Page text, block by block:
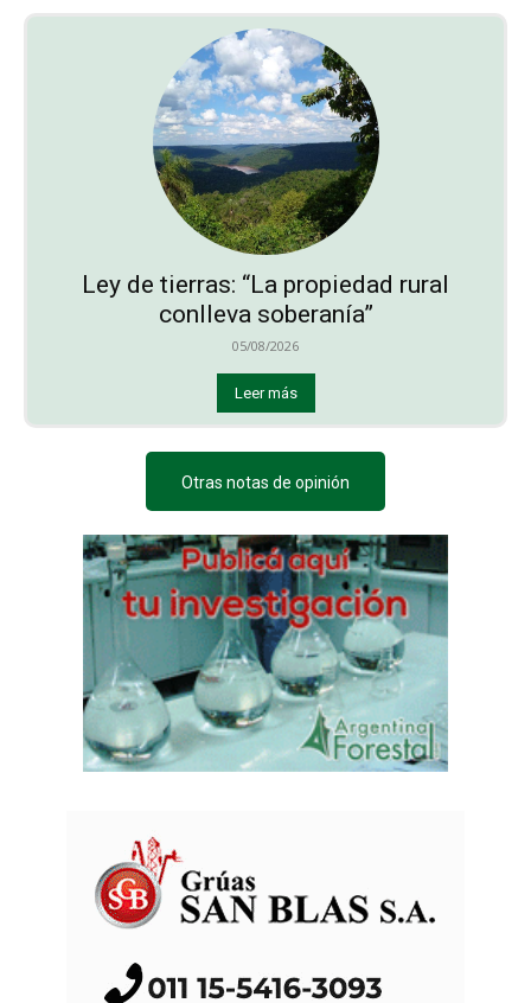
Ley de tierras: “La propiedad rural
conlleva soberanía”
05/08/2026
Leer más
Otras notas de opinión